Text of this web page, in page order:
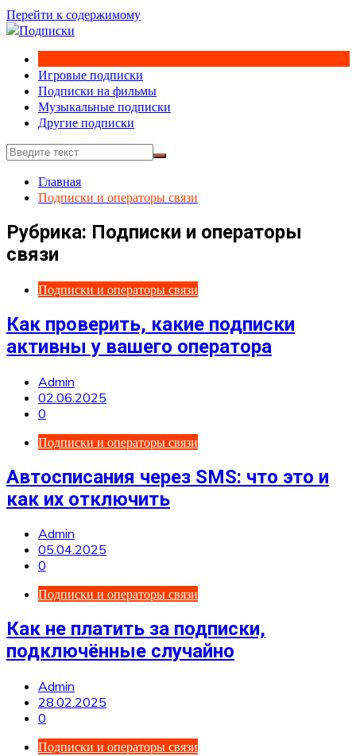
Перейти к содержимому
Игровые подписки
Подписки на фильмы
Музыкальные подписки
Другие подписки
Главная
Подписки и операторы связи
Рубрика: Подписки и операторы
связи
Подписки и операторы связи
Как проверить, какие подписки
активны у вашего оператора
Admin
02.06.2025
0
Подписки и операторы связи
Автосписания через SMS: что это и
как их отключить
Admin
05.04.2025
0
Подписки и операторы связи
Как не платить за подписки,
подключённые случайно
Admin
28.02.2025
0
Подписки и операторы связи